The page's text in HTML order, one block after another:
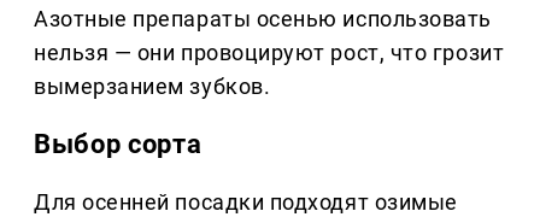
Азотные препараты осенью использовать
нельзя — они провоцируют рост, что грозит
вымерзанием зубков.
Выбор сорта
Для осенней посадки подходят озимые